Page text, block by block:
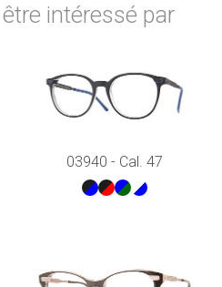
intéressé par
03940 - Cal. 47